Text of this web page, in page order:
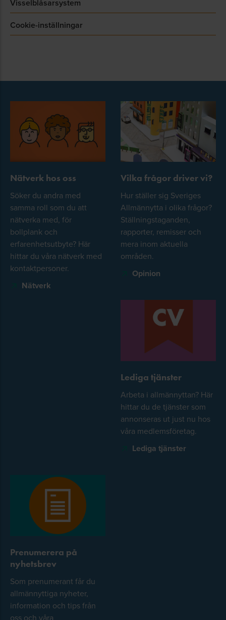
Visselblåsarsystem
Cookie-inställningar
Nätverk hos oss
Söker du andra med
samma roll som du att
nätverka med, för
bollplank och
erfarenhetsutbyte? Här
hittar du våra nätverk med
kontaktpersoner.
Nätverk
Vilka frågor driver vi?
Hur ställer sig Sveriges
Allmännytta i olika frågor?
Ställningstaganden,
rapporter, remisser och
mera inom aktuella
områden.
Opinion
Lediga tjänster
Arbeta i allmännyttan? Här
hittar du de tjänster som
annonseras ut just nu hos
våra medlemsföretag.
Lediga tjänster
Prenumerera på
nyhetsbrev
Som prenumerant får du
allmännyttiga nyheter,
information och tips från
oss och våra